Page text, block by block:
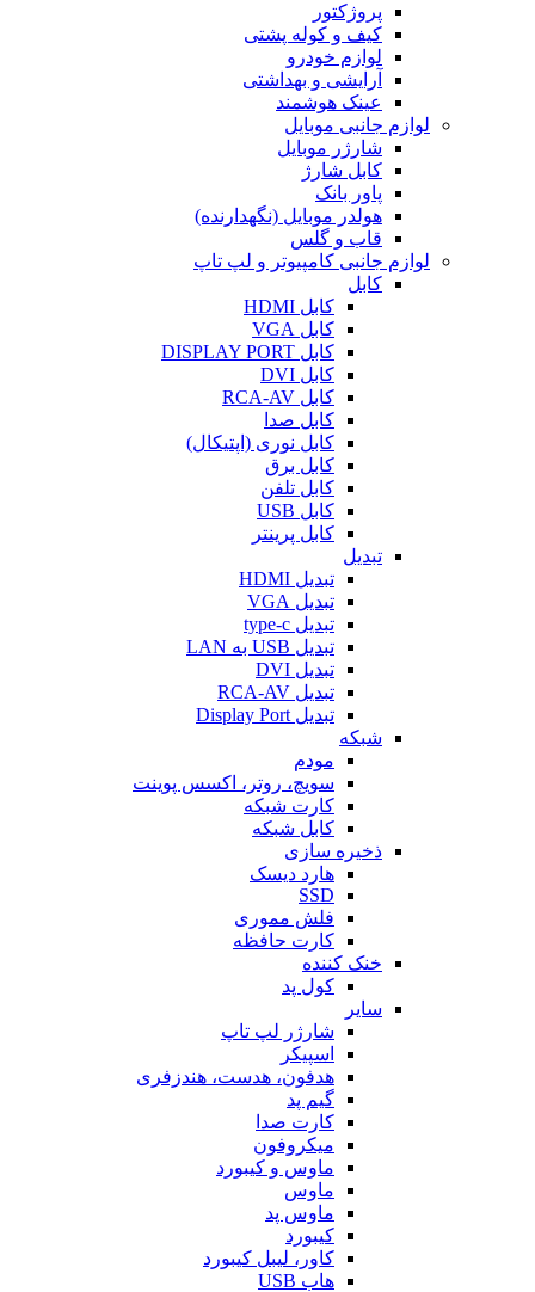
پروژکتور
کیف و کوله پشتی
لوازم خودرو
آرایشی و بهداشتی
عینک هوشمند
لوازم جانبی موبایل
شارژر موبایل
کابل شارژ
پاور بانک
هولدر موبایل (نگهدارنده)
قاب و گلس
لوازم جانبی کامپیوتر و لپ تاپ
کابل
کابل HDMI
کابل VGA
کابل DISPLAY PORT
کابل DVI
کابل RCA-AV
کابل صدا
کابل نوری (اپتیکال)
کابل برق
کابل تلفن
کابل USB
کابل پرینتر
تبدیل
تبدیل HDMI
تبدیل VGA
تبدیل type-c
تبدیل USB به LAN
تبدیل DVI
تبدیل RCA-AV
تبدیل Display Port
شبکه
مودم
سویچ، روتر، اکسس پوینت
کارت شبکه
کابل شبکه
ذخیره سازی
هارد دیسک
SSD
فلش مموری
کارت حافظه
خنک کننده
کول پد
سایر
شارژر لپ تاپ
اسپیکر
هدفون، هدست، هندزفری
گیم پد
کارت صدا
میکروفون
ماوس و کیبورد
ماوس
ماوس پد
کیبورد
کاور، لیبل کیبورد
هاب USB